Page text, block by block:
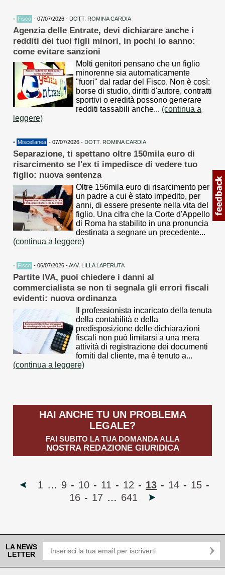
• Fisco - 07/07/2026 - DOTT. ROMINA CARDIA
Agenzia delle Entrate, devi dichiarare anche i
redditi dei tuoi figli minori, in pochi lo sanno:
come evitare sanzioni
Molti genitori pensano che un figlio
minorenne sia automaticamente
"fuori" dal radar del Fisco. Non è così:
borse di studio, diritti d'autore, contratti
sportivi o eredità possono generare
redditi tassabili anche... (continua a
leggere)
• Miscellanea - 07/07/2026 - DOTT. ROMINA CARDIA
Separazione, ti spettano oltre 150mila euro di
risarcimento se l'ex ti impedisce di vedere tuo
figlio: nuova sentenza
Oltre 156mila euro di risarcimento per
un padre a cui è stato impedito, per
anni, di essere presente nella vita del
figlio. Una cifra che la Corte d'Appello
di Roma ha stabilito in una pronuncia
destinata a segnare un precedente...
(continua a leggere)
• Fisco - 06/07/2026 -AVV. LILLA LAPERUTA
Partite IVA, puoi chiedere i danni al
commercialista se non ti segnala gli errori fiscali
evidenti: nuova ordinanza
Il professionista incaricato della tenuta
della contabilità e della
predisposizione delle dichiarazioni
fiscali non può limitarsi a una mera
attività di registrazione dei documenti
forniti dal cliente, ma è tenuto a...
(continua a leggere)
HAI ANCHE TU UN PROBLEMA
LEGALE?
FAI SUBITO LA TUA DOMANDA ALLA
NOSTRA REDAZIONE GIURIDICA
1 … 9 - 10 - 11 - 12 - 13 - 14 - 15 -
16 - 17 … 641
LA NEWS
LETTER